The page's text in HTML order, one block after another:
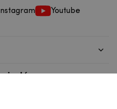
Instagram Youtube